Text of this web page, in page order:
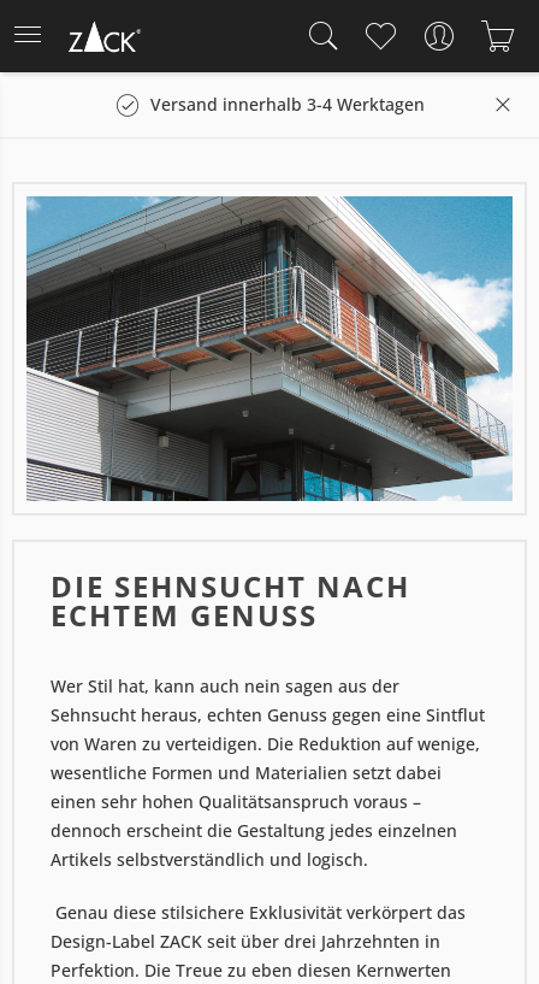
Versand innerhalb 3-4 Werktagen
DIE SEHNSUCHT NACH
ECHTEM GENUSS
Wer Stil hat, kann auch nein sagen aus der
Sehnsucht heraus, echten Genuss gegen eine Sintflut
von Waren zu verteidigen. Die Reduktion auf wenige,
wesentliche Formen und Materialien setzt dabei
einen sehr hohen Qualitätsanspruch voraus –
dennoch erscheint die Gestaltung jedes einzelnen
Artikels selbstverständlich und logisch.
Genau diese stilsichere Exklusivität verkörpert das
Design-Label ZACK seit über drei Jahrzehnten in
Perfektion. Die Treue zu eben diesen Kernwerten